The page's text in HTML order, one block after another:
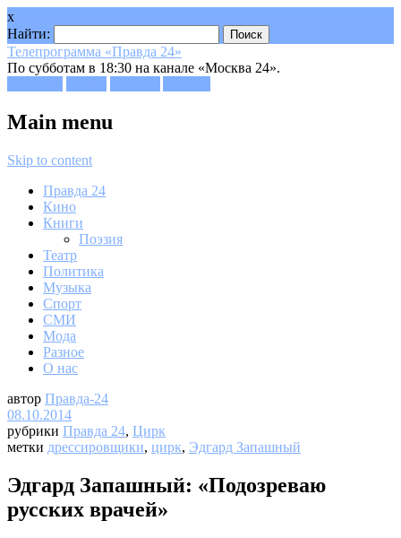
x
Найти:
Телепрограмма «Правда 24»
По субботам в 18:30 на канале «Москва 24».
Main menu
Skip to content
Правда 24
Кино
Книги
Поэзия
Театр
Политика
Музыка
Спорт
СМИ
Мода
Разное
О нас
автор Правда-24
08.10.2014
рубрики Правда 24, Цирк
метки дрессировщики, цирк, Эдгард Запашный
Эдгард Запашный: «Подозреваю
русских врачей»